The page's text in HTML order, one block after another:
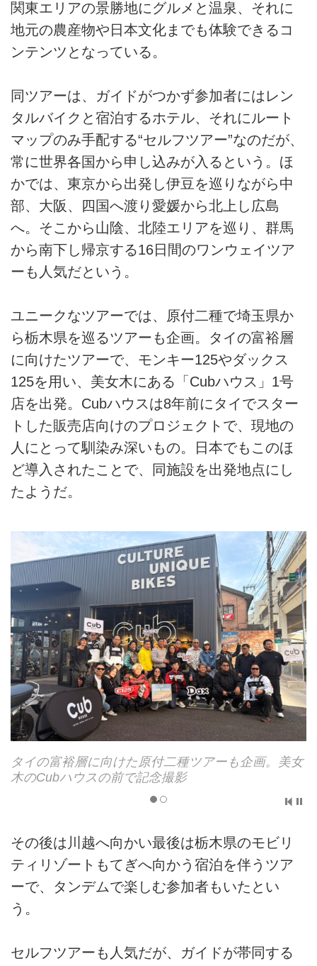
関東エリアの景勝地にグルメと温泉、それに
地元の農産物や日本文化までも体験できるコ
ンテンツとなっている。
同ツアーは、ガイドがつかず参加者にはレン
タルバイクと宿泊するホテル、それにルート
マップのみ手配する“セルフツアー”なのだが、
常に世界各国から申し込みが入るという。ほ
かでは、東京から出発し伊豆を巡りながら中
部、大阪、四国へ渡り愛媛から北上し広島
へ。そこから山陰、北陸エリアを巡り、群馬
から南下し帰京する16日間のワンウェイツア
ーも人気だという。
ユニークなツアーでは、原付二種で埼玉県か
ら栃木県を巡るツアーも企画。タイの富裕層
に向けたツアーで、モンキー125やダックス
125を用い、美女木にある「Cubハウス」1号
店を出発。Cubハウスは8年前にタイでスター
トした販売店向けのプロジェクトで、現地の
人にとって馴染み深いもの。日本でもこのほ
ど導入されたことで、同施設を出発地点にし
たようだ。
一般道を走行中のようす
その後は川越へ向かい最後は栃木県のモビリ
ティリゾートもてぎへ向かう宿泊を伴うツア
ーで、タンデムで楽しむ参加者もいたとい
う。
セルフツアーも人気だが、ガイドが帯同する